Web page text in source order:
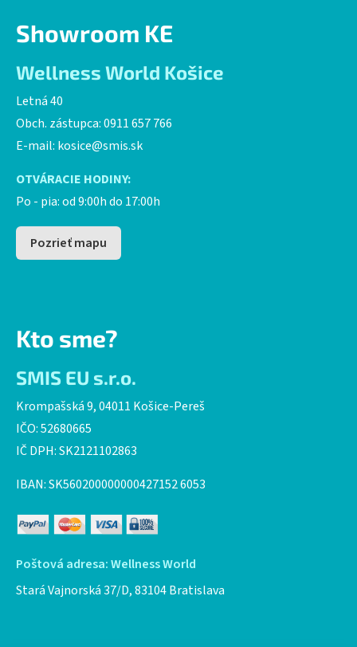
Showroom KE
Wellness World Košice
Letná 40
Obch. zástupca: 0911 657 766
E-mail: kosice@smis.sk
OTVÁRACIE HODINY:
Po - pia: od 9:00h do 17:00h
Pozrieť mapu
Kto sme?
SMIS EU s.r.o.
Krompašská 9, 04011 Košice-Pereš
IČO: 52680665
IČ DPH: SK2121102863
IBAN: SK560200000000427152 6053
Poštová adresa: Wellness World
Stará Vajnorská 37/D, 83104 Bratislava